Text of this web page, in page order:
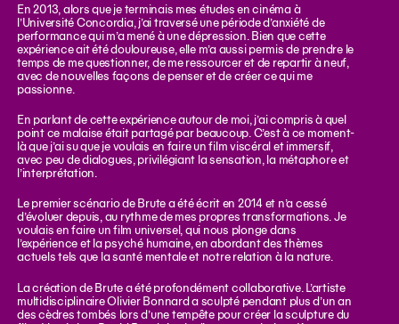
En 2013, alors que je terminais mes études en cinéma à
l’Université Concordia, j’ai traversé une période d’anxiété de
performance qui m’a mené à une dépression. Bien que cette
expérience ait été douloureuse, elle m’a aussi permis de prendre le
temps de me questionner, de me ressourcer et de repartir à neuf,
avec de nouvelles façons de penser et de créer ce qui me
passionne.
En parlant de cette expérience autour de moi, j’ai compris à quel
point ce malaise était partagé par beaucoup. C’est à ce moment-
là que j’ai su que je voulais en faire un film viscéral et immersif,
avec peu de dialogues, privilégiant la sensation, la métaphore et
l’interprétation.
Le premier scénario de Brute a été écrit en 2014 et n’a cessé
d’évoluer depuis, au rythme de mes propres transformations. Je
voulais en faire un film universel, qui nous plonge dans
l’expérience et la psyché humaine, en abordant des thèmes
actuels tels que la santé mentale et notre relation à la nature.
La création de Brute a été profondément collaborative. L’artiste
multidisciplinaire Olivier Bonnard a sculpté pendant plus d’un an
des cèdres tombés lors d’une tempête pour créer la sculpture du